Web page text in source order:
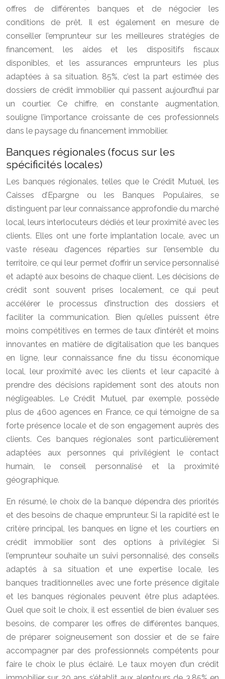
offres de différentes banques et de négocier les
conditions de prêt. Il est également en mesure de
conseiller l’emprunteur sur les meilleures stratégies de
financement, les aides et les dispositifs fiscaux
disponibles, et les assurances emprunteurs les plus
adaptées à sa situation. 85%, c’est la part estimée des
dossiers de crédit immobilier qui passent aujourd’hui par
un courtier. Ce chiffre, en constante augmentation,
souligne l’importance croissante de ces professionnels
dans le paysage du financement immobilier.
Banques régionales (focus sur les
spécificités locales)
Les banques régionales, telles que le Crédit Mutuel, les
Caisses d’Epargne ou les Banques Populaires, se
distinguent par leur connaissance approfondie du marché
local, leurs interlocuteurs dédiés et leur proximité avec les
clients. Elles ont une forte implantation locale, avec un
vaste réseau d’agences réparties sur l’ensemble du
territoire, ce qui leur permet d’offrir un service personnalisé
et adapté aux besoins de chaque client. Les décisions de
crédit sont souvent prises localement, ce qui peut
accélérer le processus d’instruction des dossiers et
faciliter la communication. Bien qu’elles puissent être
moins compétitives en termes de taux d’intérêt et moins
innovantes en matière de digitalisation que les banques
en ligne, leur connaissance fine du tissu économique
local, leur proximité avec les clients et leur capacité à
prendre des décisions rapidement sont des atouts non
négligeables. Le Crédit Mutuel, par exemple, possède
plus de 4600 agences en France, ce qui témoigne de sa
forte présence locale et de son engagement auprès des
clients. Ces banques régionales sont particulièrement
adaptées aux personnes qui privilégient le contact
humain, le conseil personnalisé et la proximité
géographique.
En résumé, le choix de la banque dépendra des priorités
et des besoins de chaque emprunteur. Si la rapidité est le
critère principal, les banques en ligne et les courtiers en
crédit immobilier sont des options à privilégier. Si
l’emprunteur souhaite un suivi personnalisé, des conseils
adaptés à sa situation et une expertise locale, les
banques traditionnelles avec une forte présence digitale
et les banques régionales peuvent être plus adaptées.
Quel que soit le choix, il est essentiel de bien évaluer ses
besoins, de comparer les offres de différentes banques,
de préparer soigneusement son dossier et de se faire
accompagner par des professionnels compétents pour
faire le choix le plus éclairé. Le taux moyen d’un crédit